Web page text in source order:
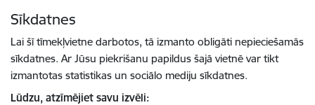
Sīkdatnes
Lai šī tīmekļvietne darbotos, tā izmanto obligāti nepieciešamās
sīkdatnes. Ar Jūsu piekrišanu papildus šajā vietnē var tikt
izmantotas statistikas un sociālo mediju sīkdatnes.
Lūdzu, atzīmējiet savu izvēli: